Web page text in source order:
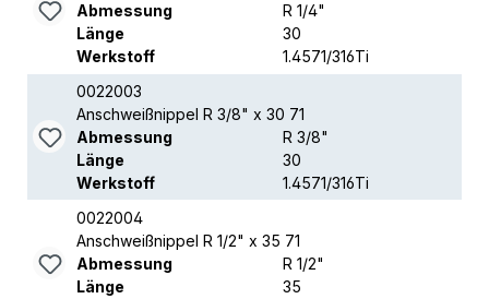
Abmessung
R 1/4"
Länge
30
Werkstoff
1.4571/316Ti
0022003
Anschweißnippel R 3/8" x 30 71
Abmessung
R 3/8"
Länge
30
Werkstoff
1.4571/316Ti
0022004
Anschweißnippel R 1/2" x 35 71
Abmessung
R 1/2"
Länge
35